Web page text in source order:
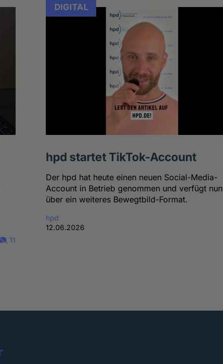
11
DIGITAL
hpd startet TikTok-Account
Der hpd hat heute einen neuen Social-Media-
Account in Betrieb genommen und verfügt nun
über ein weiteres Bewegtbild-Format.
hpd
12.06.2026